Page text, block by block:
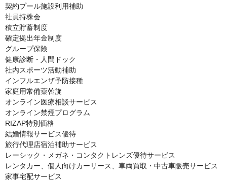
契約プール施設利用補助
社員持株会
積立貯蓄制度
確定拠出年金制度
グループ保険
健康診断・人間ドック
社内スポーツ活動補助
インフルエンザ予防接種
家庭用常備薬斡旋
オンライン医療相談サービス
オンライン禁煙プログラム
RIZAP特別価格
結婚情報サービス優待
旅行代理店宿泊補助サービス
レーシック・メガネ・コンタクトレンズ優待サービス
レンタカー、個人向けカーリース、車両買取・中古車販売サービス
家事宅配サービス